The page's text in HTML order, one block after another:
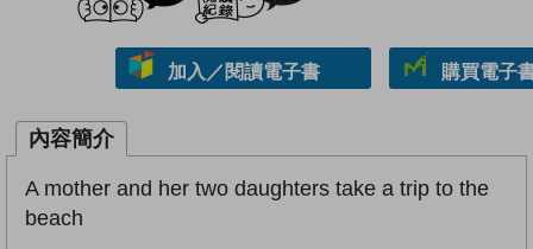
加入／閱讀電子書 購買電子
內容簡介
A mother and her two daughters take a trip to the
beach